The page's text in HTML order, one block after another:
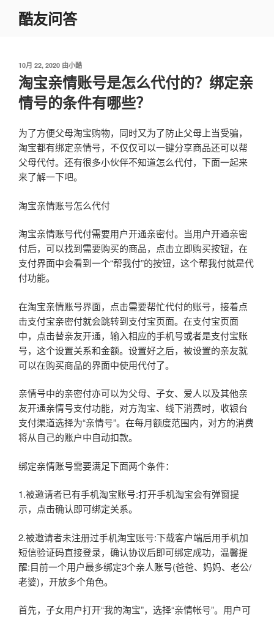
酷友问答
发
布
于
10月 22, 2020 由小酷
淘宝亲情账号是怎么代付的？绑定亲
情号的条件有哪些？
为了方便父母淘宝购物，同时又为了防止父母上当受骗，
淘宝都有绑定亲情号，不仅仅可以一键分享商品还可以帮
父母代付。还有很多小伙伴不知道怎么代付，下面一起来
来了解一下吧。
淘宝亲情账号怎么代付
淘宝亲情账号代付需要用户开通亲密付。当用户开通亲密
付后，可以找到需要购买的商品，点击立即购买按钮，在
支付界面中会看到一个“帮我付”的按钮，这个帮我付就是代
付功能。
在淘宝亲情账号界面，点击需要帮忙代付的账号，接着点
击支付宝亲密付就会跳转到支付宝页面。在支付宝页面
中，点击替亲友开通，输入相应的手机号或者是支付宝账
号，这个设置关系和金额。设置好之后，被设置的亲友就
可以在购买商品的界面中使用代付了。
亲情号中的亲密付亦可以为父母、子女、爱人以及其他亲
友开通亲情号支付功能，对方淘宝、线下消费时，收银台
支付渠道选择为“亲情号”。在每月额度范围内，对方的消费
将从自己的账户中自动扣款。
绑定亲情账号需要满足下面两个条件：
1.被邀请者已有手机淘宝账号:打开手机淘宝会有弹窗提
示，点击确认即可绑定关系。
2.被邀请者未注册过手机淘宝账号:下载客户端后用手机加
短信验证码直接登录，确认协议后即可绑定成功，温馨提
醒:目前一个用户最多绑定3个亲人账号(爸爸、妈妈、老公/
老婆)，开放多个角色。
首先，子女用户打开“我的淘宝”，选择“亲情帐号”。用户可